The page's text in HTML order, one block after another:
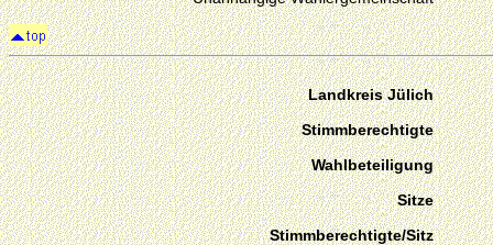
Landkreis Jülich
Stimmberechtigte
Wahlbeteiligung
Sitze
Stimmberechtigte/Sitz